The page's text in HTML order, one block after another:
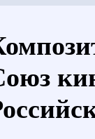
aici